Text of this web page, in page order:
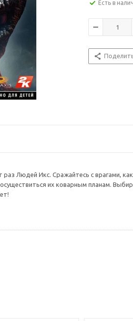
Есть в
Людей Икс. Сражайтесь с врагами,
их коварным планам.